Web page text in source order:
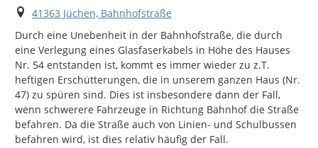
Ort
41363 Jüchen, Bahnhofstraße
Durch eine Unebenheit in der Bahnhofstraße, die durch
eine Verlegung eines Glasfaserkabels in Höhe des Hauses
Nr. 54 entstanden ist, kommt es immer wieder zu z.T.
heftigen Erschütterungen, die in unserem ganzen Haus (Nr.
47) zu spüren sind. Dies ist insbesondere dann der Fall,
wenn schwerere Fahrzeuge in Richtung Bahnhof die Straße
befahren. Da die Straße auch von Linien- und Schulbussen
befahren wird, ist dies relativ häufig der Fall.